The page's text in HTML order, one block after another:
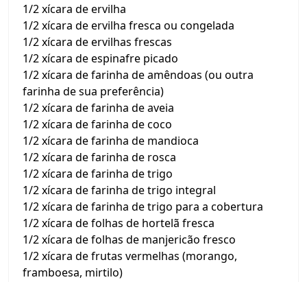
1/2 xícara de ervilha
1/2 xícara de ervilha fresca ou congelada
1/2 xícara de ervilhas frescas
1/2 xícara de espinafre picado
1/2 xícara de farinha de amêndoas (ou outra
farinha de sua preferência)
1/2 xícara de farinha de aveia
1/2 xícara de farinha de coco
1/2 xícara de farinha de mandioca
1/2 xícara de farinha de rosca
1/2 xícara de farinha de trigo
1/2 xícara de farinha de trigo integral
1/2 xícara de farinha de trigo para a cobertura
1/2 xícara de folhas de hortelã fresca
1/2 xícara de folhas de manjericão fresco
1/2 xícara de frutas vermelhas (morango,
framboesa, mirtilo)